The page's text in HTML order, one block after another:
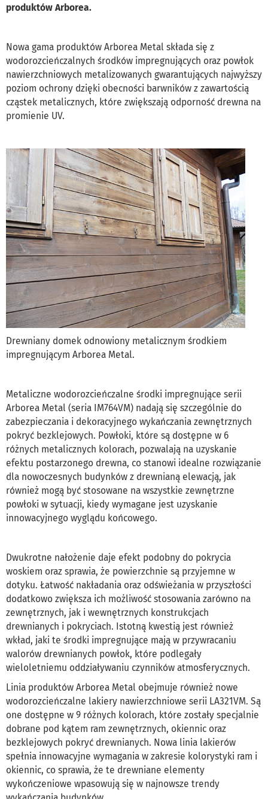
produktów Arborea.
Nowa gama produktów Arborea Metal składa się z
wodorozcieńczalnych środków impregnujących oraz powłok
nawierzchniowych metalizowanych gwarantujących najwyższy
poziom ochrony dzięki obecności barwników z zawartością
cząstek metalicznych, które zwiększają odporność drewna na
promienie UV.
Drewniany domek odnowiony metalicznym środkiem
impregnującym Arborea Metal.
Metaliczne wodorozcieńczalne środki impregnujące serii
Arborea Metal (seria IM764VM) nadają się szczególnie do
zabezpieczania i dekoracyjnego wykańczania zewnętrznych
pokryć bezklejowych. Powłoki, które są dostępne w 6
różnych metalicznych kolorach, pozwalają na uzyskanie
efektu postarzonego drewna, co stanowi idealne rozwiązanie
dla nowoczesnych budynków z drewnianą elewacją, jak
również mogą być stosowane na wszystkie zewnętrzne
powłoki w sytuacji, kiedy wymagane jest uzyskanie
innowacyjnego wyglądu końcowego.
Dwukrotne nałożenie daje efekt podobny do pokrycia
woskiem oraz sprawia, że powierzchnie są przyjemne w
dotyku. Łatwość nakładania oraz odświeżania w przyszłości
dodatkowo zwiększa ich możliwość stosowania zarówno na
zewnętrznych, jak i wewnętrznych konstrukcjach
drewnianych i pokryciach. Istotną kwestią jest również
wkład, jaki te środki impregnujące mają w przywracaniu
walorów drewnianych powłok, które podlegały
wieloletniemu oddziaływaniu czynników atmosferycznych.
Linia produktów Arborea Metal obejmuje również nowe
wodorozcieńczalne lakiery nawierzchniowe serii LA321VM. Są
one dostępne w 9 różnych kolorach, które zostały specjalnie
dobrane pod kątem ram zewnętrznych, okiennic oraz
bezklejowych pokryć drewnianych. Nowa linia lakierów
spełnia innowacyjne wymagania w zakresie kolorystyki ram i
okiennic, co sprawia, że te drewniane elementy
wykończeniowe wpasowują się w najnowsze trendy